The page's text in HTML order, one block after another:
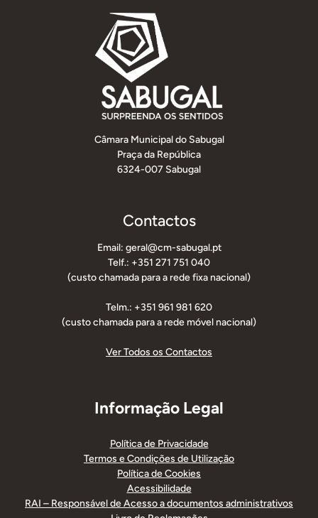
Câmara Municipal do Sabugal
Praça da República
6324-007 Sabugal
Contactos
Email: geral@cm-sabugal.pt
Telf.: +351 271 751 040
(custo chamada para a rede fixa nacional)
Telm.: +351 961 981 620
(custo chamada para a rede móvel nacional)
Ver Todos os Contactos
Informação Legal
Política de Privacidade
Termos e Condições de Utilização
Política de Cookies
Acessibilidade
RAI – Responsável de Acesso a documentos administrativos